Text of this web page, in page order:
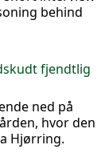
behind
fjendtlig
ned på
hvor den
Hjørring.